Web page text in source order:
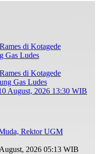
di Kotagede
Gas Ludes
August, 2026 13:30 WIB
Rektor UGM
2026 05:13 WIB